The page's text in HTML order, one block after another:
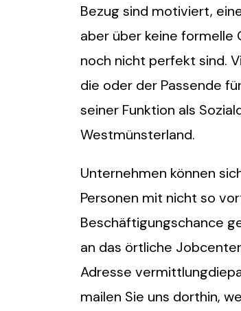
Bezug sind motiviert,
aber über keine formelle
noch nicht perfekt sind.
die oder der Passende
seiner Funktion als
Westmünsterland.
Unternehmen können
Personen mit nicht so
Beschäftigungschance
an das örtliche
Adresse
mailen Sie uns dorthin,